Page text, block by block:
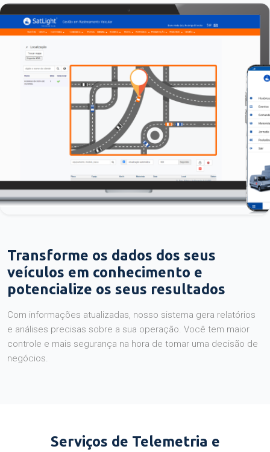
Transforme os dados dos seus
veículos em conhecimento e
potencialize os seus resultados
Com informações atualizadas, nosso sistema gera relatórios
e análises precisas sobre a sua operação. Você tem maior
controle e mais segurança na hora de tomar uma decisão de
negócios.
Serviços de Telemetria e